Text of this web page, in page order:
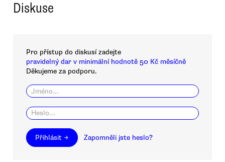
Diskuse
Pro přístup do diskusí zadejte
pravidelný dar v minimální hodnotě 50 Kč měsíčně
Děkujeme za podporu.
Přihlásit → Zapomněli jste heslo?